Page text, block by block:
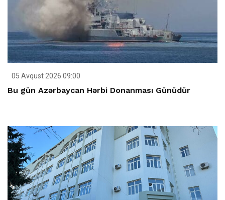
05 Avqust 2026 09:00
Bu gün Azərbaycan Hərbi Donanması Günüdür